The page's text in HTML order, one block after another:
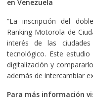
en Venezuela
“La inscripción del
Ranking Motorola de
interés de las
tecnológico. Este
digitalización y
además de intercambiar
Para más información